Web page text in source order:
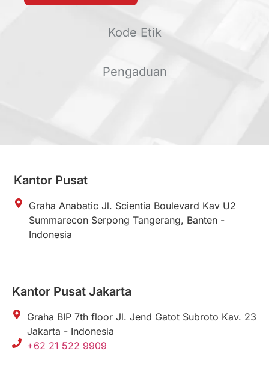
Kode Etik
Pengaduan
Kantor Pusat
Graha Anabatic Jl. Scientia Boulevard Kav U2
Summarecon Serpong Tangerang, Banten -
Indonesia
Kantor Pusat Jakarta
Graha BIP 7th floor Jl. Jend Gatot Subroto Kav. 23
Jakarta - Indonesia
+62 21 522 9909